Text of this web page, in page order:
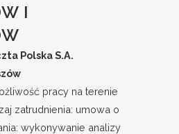
I
Polska S.A.
pracy na terenie
zatrudnienia: umowa o
wykonywanie analizy